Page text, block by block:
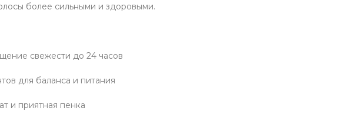
более сильными и здоровыми.
свежести до 24 часов
для баланса и питания
и приятная пенка